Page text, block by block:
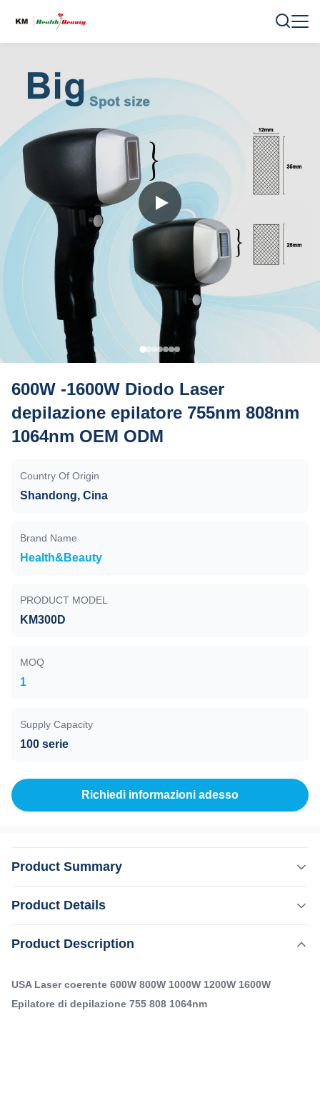
600W -1600W Diodo Laser
depilazione epilatore 755nm 808nm
1064nm OEM ODM
Country Of Origin
Shandong, Cina
Brand Name
Health&Beauty
PRODUCT MODEL
KM300D
MOQ
1
Supply Capacity
100 serie
Richiedi informazioni adesso
Product Summary
capelliapparecchiatura di depilazione laser di titanio per
distributore o una società commerciale?La nostra ...
Product Details
Evidenziare: Epilatore di depilazione da 1600W
- No
Product Description
USA Laser coerente 600W 800W 1000W 1200W 1600W
Epilatore di depilazione 755 808 1064nm